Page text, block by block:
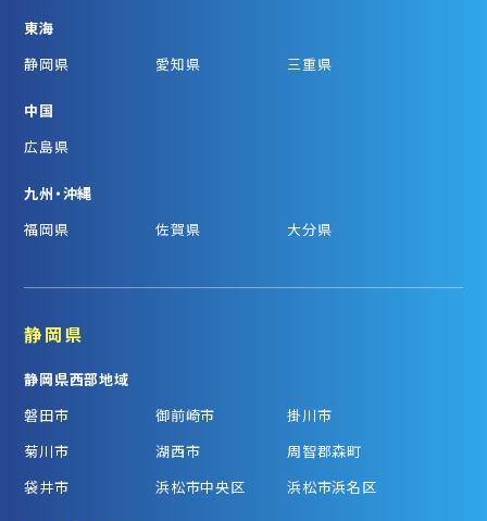
東海
静岡県
愛知県 三重県
中国
広島県
九州・沖縄
福岡県
佐賀県 大分県
静岡県
静岡県西部地域
磐田市
御前崎市
掛川市
菊川市
湖西市
周智郡森町
袋井市
浜松市中央区 浜松市浜名区